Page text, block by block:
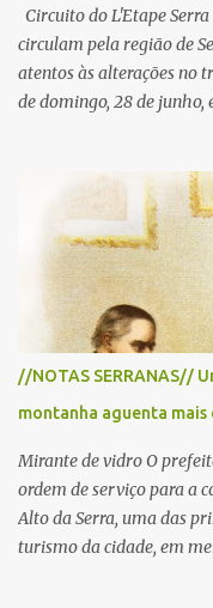
Circuito do L'Etape
circulam pela região de
atentos às alterações no
de domingo, 28 de junho,
reunirá atletas de
passando pelos
do Sul, Lindoia e
participantes e do
da região serão
A largada será na Rua
cronograma da
as interdições ocorrerão
//NOTAS SERRANAS//
montanha aguenta mais
Mirante de vidro O
ordem de serviço para a
Alto da Serra, uma das
turismo da cidade, em